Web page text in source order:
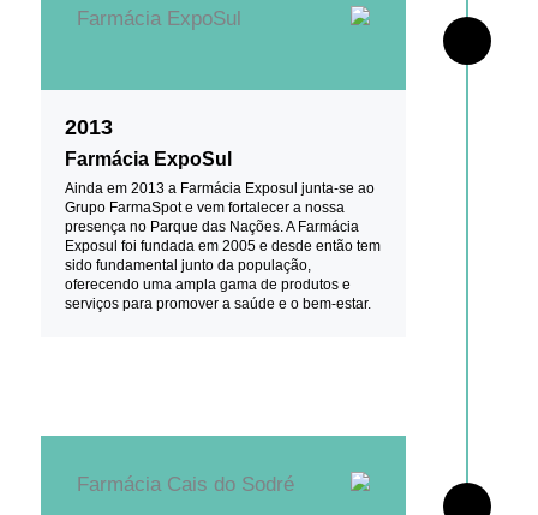
2013
Farmácia ExpoSul
Ainda em 2013 a Farmácia Exposul junta-se ao
Grupo FarmaSpot e vem fortalecer a nossa
presença no Parque das Nações. A Farmácia
Exposul foi fundada em 2005 e desde então tem
sido fundamental junto da população,
oferecendo uma ampla gama de produtos e
serviços para promover a saúde e o bem-estar.